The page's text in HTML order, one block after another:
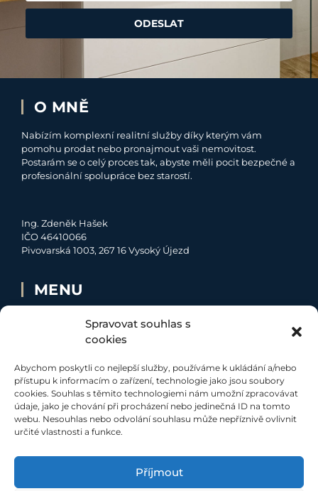
Spravovat souhlas s
cookies
Abychom poskytli co nejlepší služby, používáme k ukládání a/nebo
přístupu k informacím o zařízení, technologie jako jsou soubory
cookies. Souhlas s těmito technologiemi nám umožní zpracovávat
údaje, jako je chování při procházení nebo jedinečná ID na tomto
webu. Nesouhlas nebo odvolání souhlasu může nepříznivě ovlivnit
určité vlastnosti a funkce.
Příjmout
ODESLAT
O MNĚ
Nabízím komplexní realitní služby díky kterým vám
pomohu prodat nebo pronajmout vaši nemovitost.
Postarám se o celý proces tak, abyste měli pocit bezpečné a
profesionální spolupráce bez starostí.
Ing. Zdeněk Hašek
IČO 46410066
Pivovarská 1003, 267 16 Vysoký Újezd
MENU
KONTAKT
SOCIÁLNÍ SÍTĚ